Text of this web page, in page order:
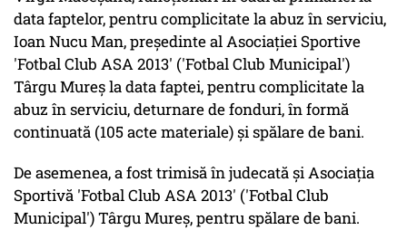
data faptelor, pentru complicitate la abuz în serviciu,
Ioan Nucu Man, preşedinte al Asociaţiei Sportive
'Fotbal Club ASA 2013' ('Fotbal Club Municipal')
Târgu Mureş la data faptei, pentru complicitate la
abuz în serviciu, deturnare de fonduri, în formă
continuată (105 acte materiale) şi spălare de bani.
De asemenea, a fost trimisă în judecată şi Asociaţia
Sportivă 'Fotbal Club ASA 2013' ('Fotbal Club
Municipal') Târgu Mureş, pentru spălare de bani.